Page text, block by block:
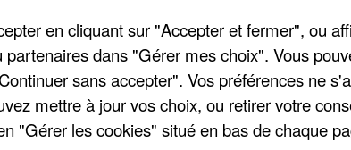
des figurants masculins
avoir entre 20 et 60 ans, de toutes origines
photos récentes en pied et en portrait, vos
figutempsmort@gmail.com
en cliquant sur "Accepter et fermer", ou
partenaires dans "Gérer mes choix". Vous
sans accepter". Vos préférences ne
mettre à jour vos choix, ou retirer votre
"Gérer les cookies" situé en bas de chaque